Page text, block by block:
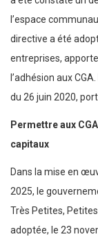
l’espace
directive a été
entreprises,
l’adhésion aux
du 26 juin 2020,
Permettre aux
capitaux
Dans la mise en
2025, le
Très Petites,
adoptée, le 23